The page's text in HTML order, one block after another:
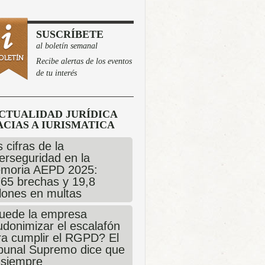
SUSCRÍBETE
al boletín semanal
Recibe alertas de los eventos
de tu interés
JURÍDICA
A IURISMATICA
cifras de la
en la
AEPD 2025:
brechas y 19,8
en multas
la empresa
el escalafón
cumplir el RGPD? El
Supremo dice que